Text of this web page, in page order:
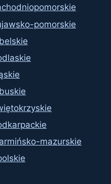
pomorskie
mazurskie